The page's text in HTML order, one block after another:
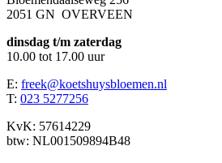
2051 GN OVERVEEN
dinsdag t/m zaterdag
10.00 tot 17.00 uur
E: freek@koetshuysbloemen.nl
T: 023 5277256
KvK: 57614229
btw: NL001509894B48